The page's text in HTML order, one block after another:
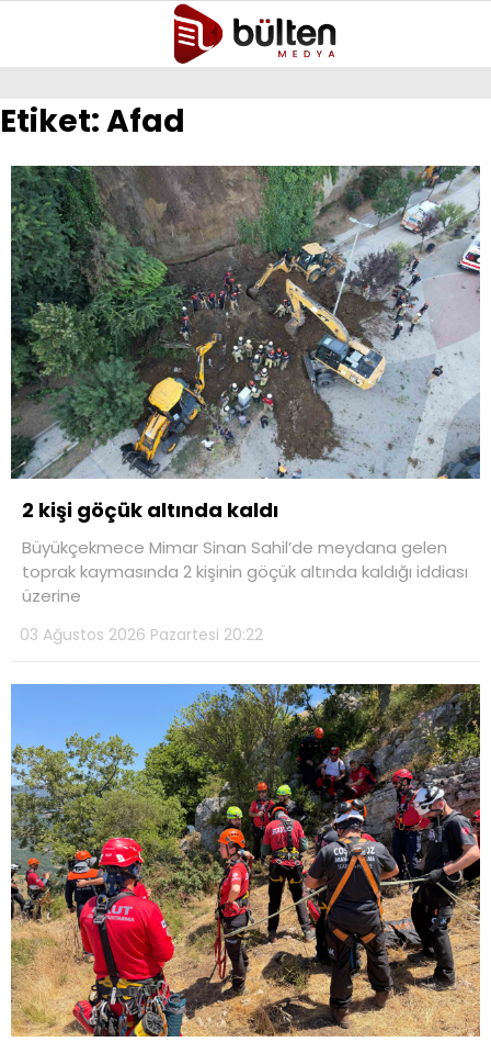
Facebook
Instagram
Youtube
28.1
ASAYIŞ
BILIM, TEKNOLOJI
EĞITIM
EKONOMI
SPOR
KÜLTÜR, SANAT
SIYASET
Etiket:Afad
2 kişi göçük altında kaldı
Büyükçekmece Mimar Sinan Sahil’de meydana gelen
toprak kaymasında 2 kişinin göçük altında kaldığı iddiası
üzerine
03 Ağustos 2026 Pazartesi 20:22